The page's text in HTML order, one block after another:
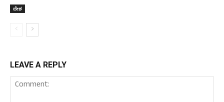
ದೇಶ
LEAVE A REPLY